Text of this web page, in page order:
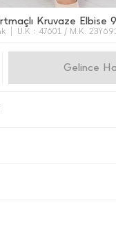
Kruvaze Elbise
Ü.K : 47601 / M.K.
Gelince